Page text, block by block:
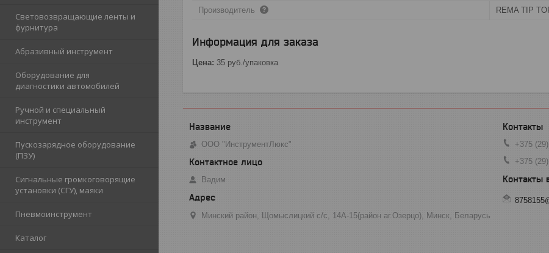
Световозвращающие ленты и
фурнитура
Абразивный инструмент
Оборудование для
диагностики автомобилей
Ручной и специальный
инструмент
Пускозарядное оборудование
(ПЗУ)
Сигнальные громкоговорящие
установки (СГУ), маяки
Пневмоинструмент
Каталог
Производитель REMA TIP
Информация для заказа
Цена: 35 руб. /упаковка
ООО "ИнструментЛюкс"
Вадим
Минский район, Щомыслицкий с/с, 14А-15(район аг.Озерцо), Минск, Беларусь
+375
+375